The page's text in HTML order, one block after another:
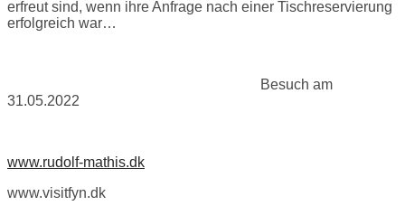
erfreut sind, wenn ihre Anfrage nach einer Tischreservierung
erfolgreich war…
Besuch am
31.05.2022
www.rudolf-mathis.dk
www.visitfyn.dk